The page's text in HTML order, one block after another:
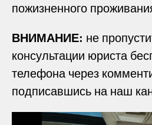
пожизненного
ВНИМАНИЕ: не
консультации юриста
телефона через
подписавшись на наш